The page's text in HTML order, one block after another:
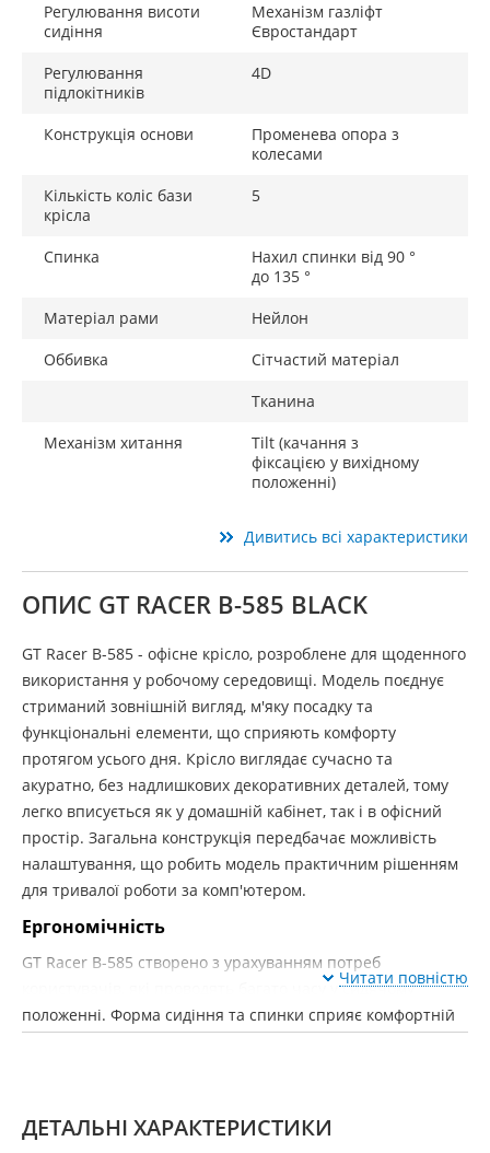
Регулювання висоти
сидіння
Механізм газліфт
Євростандарт
Регулювання
підлокітників
4D
Конструкція основи
Променева опора з
колесами
Кількість коліс бази
крісла
5
Спинка
Нахил спинки від 90 °
до 135 °
Матеріал рами
Нейлон
Оббивка
Сітчастий матеріал
Тканина
Механізм хитання
Tilt (качання з
фіксацією у вихідному
положенні)
Дивитись всі характеристики
ОПИС GT RACER B-585 BLACK
GT Racer B-585 - офісне крісло, розроблене для щоденного
використання у робочому середовищі. Модель поєднує
стриманий зовнішній вигляд, м'яку посадку та
функціональні елементи, що сприяють комфорту
протягом усього дня. Крісло виглядає сучасно та
акуратно, без надлишкових декоративних деталей, тому
легко вписується як у домашній кабінет, так і в офісний
простір. Загальна конструкція передбачає можливість
налаштування, що робить модель практичним рішенням
для тривалої роботи за комп'ютером.
Ергономічність
GT Racer B-585 створено з урахуванням потреб
користувачів, які проводять багато часу у сидячому
положенні. Форма сидіння та спинки сприяє комфортній
Зносостійкість
Читати повністю
ДЕТАЛЬНІ ХАРАКТЕРИСТИКИ